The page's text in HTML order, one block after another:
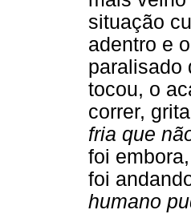
situação
adentro e
paralisado
tocou, o
correr,
fria que
foi
foi
humano